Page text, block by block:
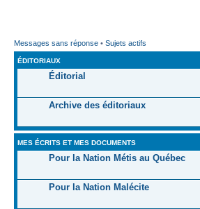
Messages sans réponse • Sujets actifs
ÉDITORIAUX
Éditorial
Archive des éditoriaux
MES ÉCRITS ET MES DOCUMENTS
Pour la Nation Métis au Québec
Pour la Nation Malécite